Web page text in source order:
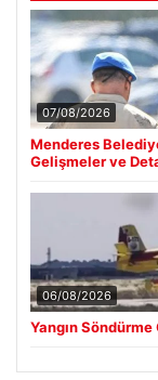
07/08/2026
Menderes
Gelişmeler ve
06/08/2026
Yangın